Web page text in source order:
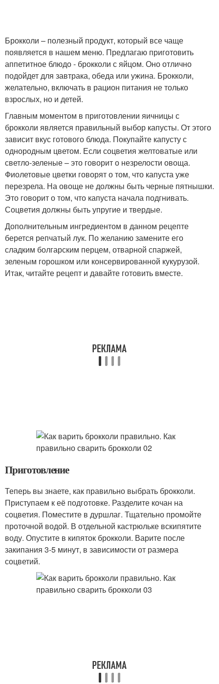
Брокколи – полезный продукт, который все чаще
появляется в нашем меню. Предлагаю приготовить
аппетитное блюдо - брокколи с яйцом. Оно отлично
подойдет для завтрака, обеда или ужина. Брокколи,
желательно, включать в рацион питания не только
взрослых, но и детей.
Главным моментом в приготовлении яичницы с
брокколи является правильный выбор капусты. От этого
зависит вкус готового блюда. Покупайте капусту с
однородным цветом. Если соцветия желтоватые или
светло-зеленые – это говорит о незрелости овоща.
Фиолетовые цветки говорят о том, что капуста уже
перезрела. На овоще не должны быть черные пятнышки.
Это говорит о том, что капуста начала подгнивать.
Соцветия должны быть упругие и твердые.
Дополнительным ингредиентом в данном рецепте
берется репчатый лук. По желанию замените его
сладким болгарским перцем, отварной спаржей,
зеленым горошком или консервированной кукурузой.
Итак, читайте рецепт и давайте готовить вместе.
Приготовление
Теперь вы знаете, как правильно выбрать брокколи.
Приступаем к её подготовке. Разделите кочан на
соцветия. Поместите в дуршлаг. Тщательно промойте
проточной водой. В отдельной кастрюльке вскипятите
воду. Опустите в кипяток брокколи. Варите после
закипания 3-5 минут, в зависимости от размера
соцветий.